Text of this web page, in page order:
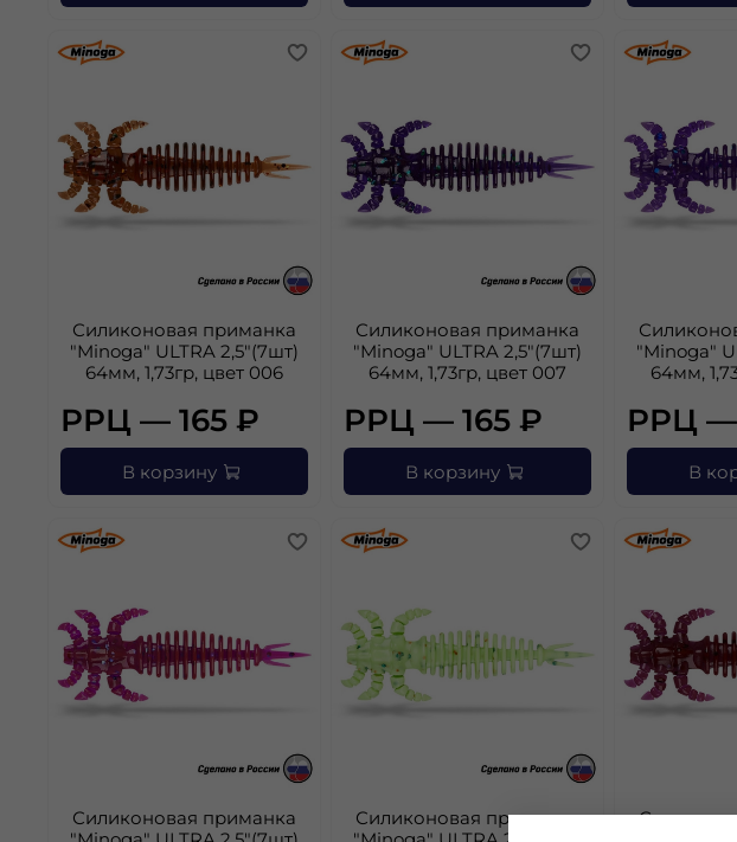
Силиконовая приманка
"Minoga" ULTRA 2,5"(7шт)
64мм, 1,73гр, цвет 006
РРЦ — 165 ₽
В корзину
Силиконовая приманка
"Minoga" ULTRA 2,5"(7шт)
64мм, 1,73гр, цвет 007
РРЦ — 165 ₽
В корзину
"Minoga"
64мм,
РРЦ —
В
Силиконовая приманка
Силиконовая приманка